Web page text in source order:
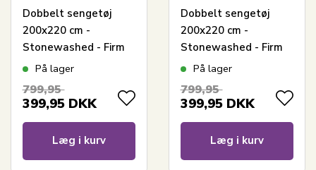
Dobbelt sengetøj
200x220 cm -
Stonewashed - Firm
olivePå lager
799,95
399,95 DKK
Læg i kurv
Dobbelt sengetøj
200x220 cm -
Stonewashed - Firm
petrol
På lager
799,95
399,95 DKK
Læg i kurv